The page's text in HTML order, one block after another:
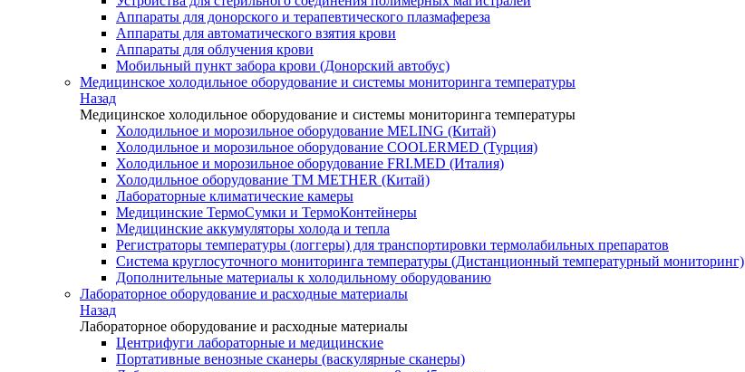
Аппараты для донорского и терапевтического плазмафереза
Аппараты для автоматического взятия крови
Аппараты для облучения крови
Мобильный пункт забора крови (Донорский автобус)
Медицинское холодильное оборудование и системы мониторинга температуры
Назад
Медицинское холодильное оборудование и системы мониторинга температуры
Холодильное и морозильное оборудование MELING (Китай)
Холодильное и морозильное оборудование COOLERMED (Турция)
Холодильное и морозильное оборудование FRI.MED (Италия)
Холодильное оборудование TM METHER (Китай)
Лабораторные климатические камеры
Медицинские ТермоСумки и ТермоКонтейнеры
Медицинские аккумуляторы холода и тепла
Регистраторы температуры (логгеры) для транспортировки термолабильных препаратов
Система круглосуточного мониторинга температуры (Дистанционный температурный мониторинг)
Дополнительные материалы к холодильному оборудованию
Лабораторное оборудование и расходные материалы
Назад
Лабораторное оборудование и расходные материалы
Центрифуги лабораторные и медицинские
Портативные венозные сканеры (васкулярные сканеры)